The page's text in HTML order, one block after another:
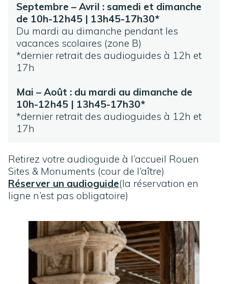
Septembre – Avril : samedi et dimanche
de 10h-12h45 | 13h45-17h30*
Du mardi au dimanche pendant les
vacances scolaires (zone B)
*dernier retrait des audioguides à 12h et
17h
Mai – Août : du mardi au dimanche de
10h-12h45 | 13h45-17h30*
*dernier retrait des audioguides à 12h et
17h
Retirez votre audioguide à l’accueil Rouen
Sites & Monuments (cour de l’aître)
Réserver un audioguide(la réservation en
ligne n’est pas obligatoire)